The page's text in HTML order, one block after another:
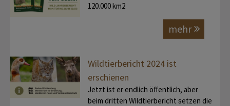
120.000 km2
mehr
Wildtierbericht 2024 ist
erschienen
Jetzt ist er endlich öffentlich, aber
beim dritten Wildtierbericht setzen die